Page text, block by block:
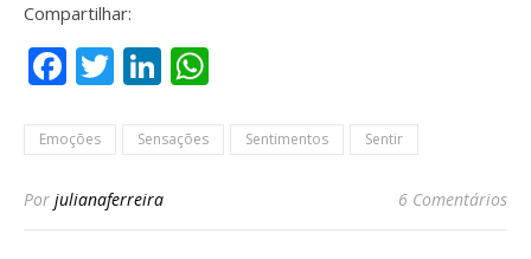
Compartilhar:
Facebook
TwitterLinkedIn
Emoções Sensações Sentimentos Sentir
Por julianaferreira 6 Comentários